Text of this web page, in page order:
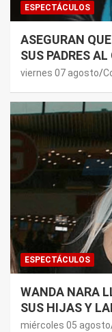
ESPECTÁCULOS
ASEGURAN
SUS PADRES
DE PAUL: LOS
viernes 07 agosto
ESPECTÁCULOS
WANDA NARA
SUS HIJAS Y
PREMONICIÓN
miércoles 05 agosto